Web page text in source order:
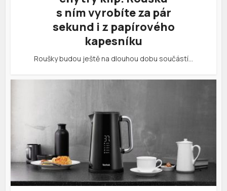
s ním vyrobíte za pár
sekund i z papírového
kapesníku
Roušky budou ještě na dlouhou dobu součástí…